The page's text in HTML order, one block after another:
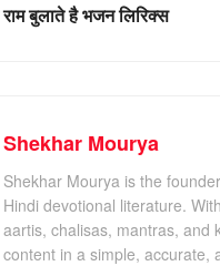
बुलाते है भजन लिरिक्स
Shekhar Mourya
Shekhar Mourya is the
Hindi devotional literature.
aartis, chalisas, mantras, and
content in a simple, accurate,